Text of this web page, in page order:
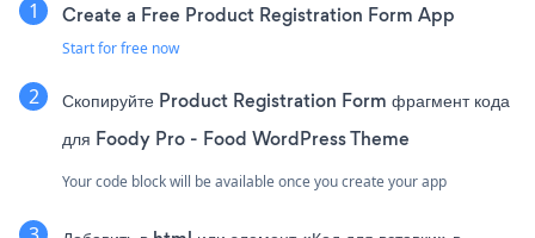
Create a Free Product Registration Form App
Start for free now
Скопируйте Product Registration Form фрагмент кода
для Foody Pro - Food WordPress Theme
Your code block will be available once you create your app